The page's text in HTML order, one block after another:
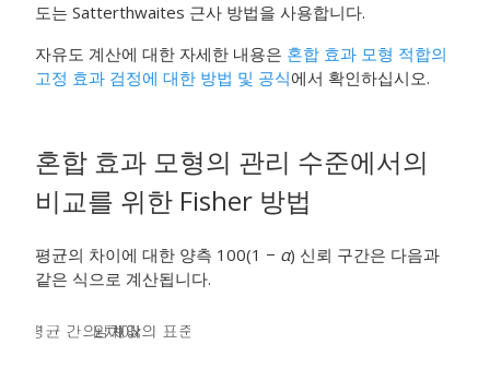
도는 Satterthwaites 근사 방법을 사용합니다.
자유도 계산에 대한 자세한 내용은 혼합 효과 모형 적합의
고정 효과 검정에 대한 방법 및 공식에서 확인하십시오.
혼합 효과 모형의 관리 수준에서의
비교를 위한 Fisher 방법
평균의 차이에 대한 양측 100(1 − α) 신뢰 구간은 다음과
같은 식으로 계산됩니다.